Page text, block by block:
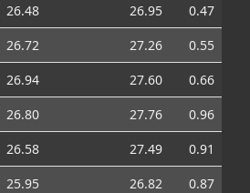
26.48 26.95
0.47
26.72 27.26
0.55
26.94 27.60
0.66
26.80 27.76
0.96
26.58 27.49
0.91
25.95 26.82
0.87